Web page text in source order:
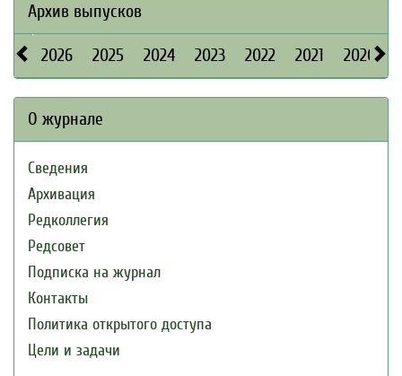
Архив выпусков
2026 2025 2024 2023 2022 2021 2020
О журнале
Сведения
Архивация
Редколлегия
Редсовет
Подписка на журнал
Контакты
Политика открытого доступа
Цели и задачи